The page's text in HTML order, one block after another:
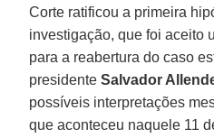
Corte ratificou a primeira
investigação, que foi aceito
para a reabertura do caso
presidenteSalvador
possíveis interpretações
que aconteceu naquele 11